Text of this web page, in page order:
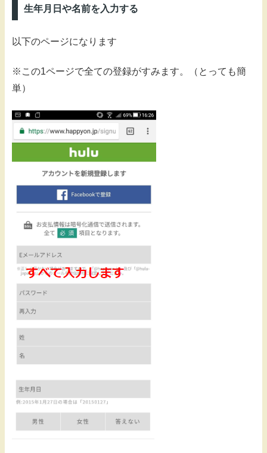
生年月日や名前を入力する
以下のページになります
※この1ページで全ての登録がすみます。（とっても簡
単）